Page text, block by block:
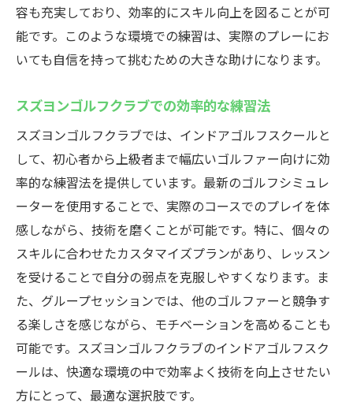
容も充実しており、効率的にスキル向上を図ることが可
能です。このような環境での練習は、実際のプレーにお
いても自信を持って挑むための大きな助けになります。
スズヨンゴルフクラブでの効率的な練習法
スズヨンゴルフクラブでは、インドアゴルフスクールと
して、初心者から上級者まで幅広いゴルファー向けに効
率的な練習法を提供しています。最新のゴルフシミュレ
ーターを使用することで、実際のコースでのプレイを体
感しながら、技術を磨くことが可能です。特に、個々の
スキルに合わせたカスタマイズプランがあり、レッスン
を受けることで自分の弱点を克服しやすくなります。ま
た、グループセッションでは、他のゴルファーと競争す
る楽しさを感じながら、モチベーションを高めることも
可能です。スズヨンゴルフクラブのインドアゴルフスク
ールは、快適な環境の中で効率よく技術を向上させたい
方にとって、最適な選択肢です。